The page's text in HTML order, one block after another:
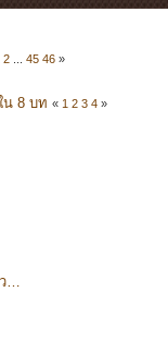
2 45 46 »
น 8 บท « 1 2 3 4 »
…